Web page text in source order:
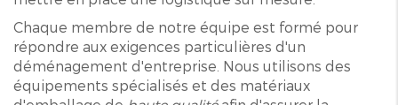
Chaque membre de notre équipe est formé pour
répondre aux exigences particulières d'un
déménagement d'entreprise. Nous utilisons des
équipements spécialisés et des matériaux